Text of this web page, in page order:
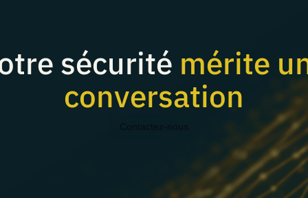
sécurité mérite
conversation
Contactez-nous